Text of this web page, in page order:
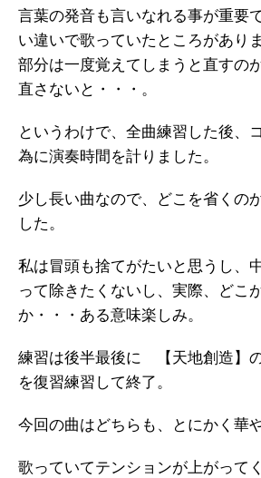
言葉の発音も言いなれる事が重要
い違いで歌っていたところがあり
部分は一度覚えてしまうと直すの
直さないと・・・。
というわけで、全曲練習した後、
為に演奏時間を計りました。
少し長い曲なので、どこを省くの
した。
私は冒頭も捨てがたいと思うし、
って除きたくないし、実際、どこ
か・・・ある意味楽しみ。
練習は後半最後に 【天地創造】
を復習練習して終了。
今回の曲はどちらも、とにかく華
歌っていてテンションが上がって